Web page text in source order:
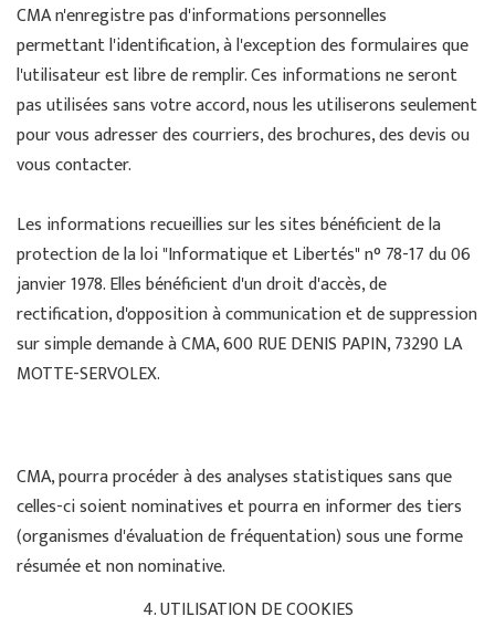
CMA n'enregistre pas d'informations personnelles
permettant l'identification, à l'exception des formulaires que
l'utilisateur est libre de remplir. Ces informations ne seront
pas utilisées sans votre accord, nous les utiliserons seulement
pour vous adresser des courriers, des brochures, des devis ou
vous contacter.
Les informations recueillies sur les sites bénéficient de la
protection de la loi "Informatique et Libertés" n° 78-17 du 06
janvier 1978. Elles bénéficient d'un droit d'accès, de
rectification, d'opposition à communication et de suppression
sur simple demande à CMA, 600 RUE DENIS PAPIN, 73290 LA
MOTTE-SERVOLEX.
CMA, pourra procéder à des analyses statistiques sans que
celles-ci soient nominatives et pourra en informer des tiers
(organismes d'évaluation de fréquentation) sous une forme
résumée et non nominative.
4. UTILISATION DE COOKIES